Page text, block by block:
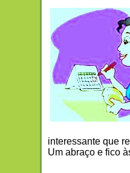
interessante que
Um abraço e fico